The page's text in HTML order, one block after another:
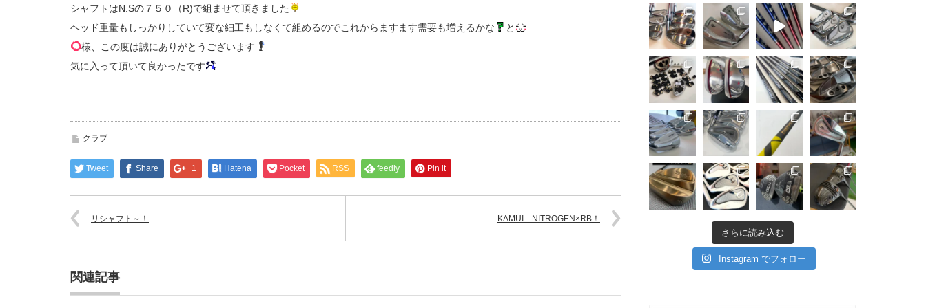
シャフトはN.Sの７５０（R)で組ませて頂きました
ヘッド重量もしっかりしていて変な細工もしなくて組めるのでこれからますます需要も増えるかな
と
様、この度は誠にありがとうございます
気に入って頂いて良かったです
クラブ
Tweet Share +1 Hatena Pocket RSS feedly Pin it
リシャフト～！ KAMUI NITROGEN×RB！
関連記事
さらに読み込む
Instagram でフォロー